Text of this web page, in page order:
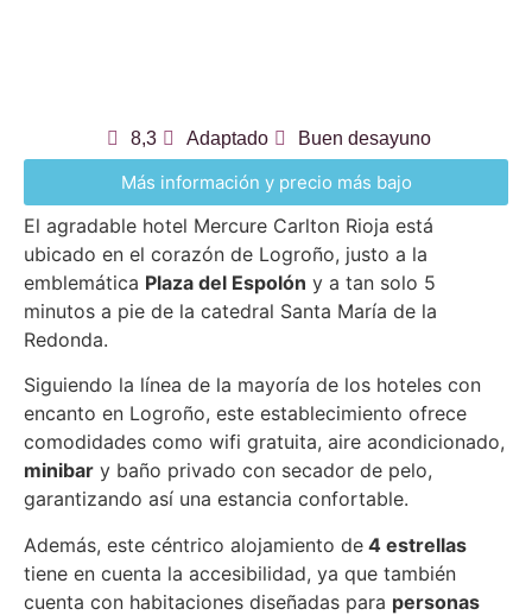
8,3 Adaptado Buen desayuno
Más información y precio más bajo
El agradable hotel Mercure Carlton Rioja está
ubicado en el corazón de Logroño, justo a la
emblemática Plaza del Espolón y a tan solo 5
minutos a pie de la catedral Santa María de la
Redonda.
Siguiendo la línea de la mayoría de los hoteles con
encanto en Logroño, este establecimiento ofrece
comodidades como wifi gratuita, aire acondicionado,
minibar y baño privado con secador de pelo,
garantizando así una estancia confortable.
Además, este céntrico alojamiento de 4 estrellas
tiene en cuenta la accesibilidad, ya que también
cuenta con habitaciones diseñadas para personas